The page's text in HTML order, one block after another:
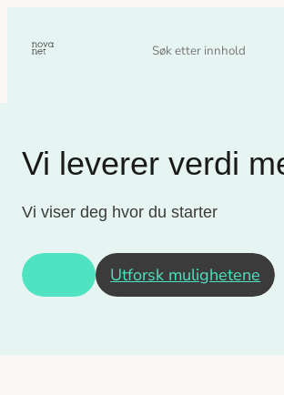
Aktuelt
Tjenester
Menneskene
Om oss
Søk
Vi leverer verdi
Vi viser deg hvor du starter
Utforsk mulighetene